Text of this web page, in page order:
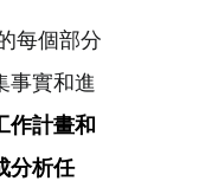
每個部分
事實和進
作計畫和
分析任